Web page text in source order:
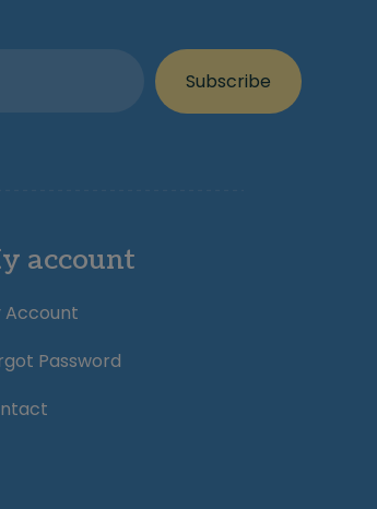
Subscribe
account
Account
Password